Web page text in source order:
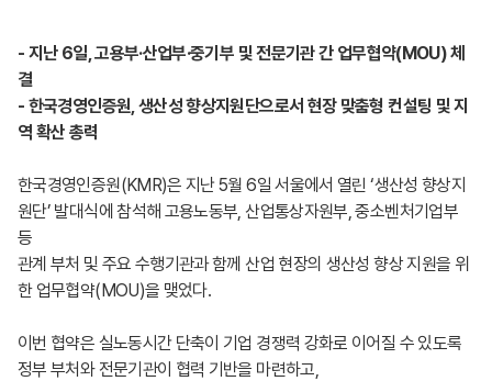
- 지난 6일, 고용부·산업부·중기부 및 전문기관 간 업무협약(MOU) 체
결
- 한국경영인증원, 생산성 향상지원단으로서 현장 맞춤형 컨설팅 및 지
역 확산 총력
한국경영인증원(KMR)은 지난 5월 6일 서울에서 열린 ‘생산성 향상지
원단’ 발대식에 참석해 고용노동부, 산업통상자원부, 중소벤처기업부
등
관계 부처 및 주요 수행기관과 함께 산업 현장의 생산성 향상 지원을 위
한 업무협약(MOU)을 맺었다.
이번 협약은 실노동시간 단축이 기업 경쟁력 강화로 이어질 수 있도록
정부 부처와 전문기관이 협력 기반을 마련하고,